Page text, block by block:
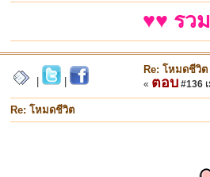
♥♥ รว
Re: โหมดชีวิต
« ตอบ #136
Re: โหมดชีวิต